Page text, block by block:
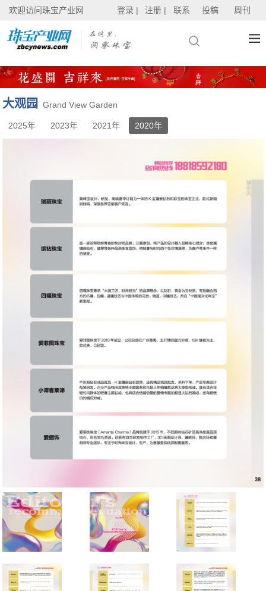
欢迎访问珠宝产业网 登录 | 注册 | 联系 投稿 周刊
大观园 Grand View Garden
2025年 2023年 2021年 2020年